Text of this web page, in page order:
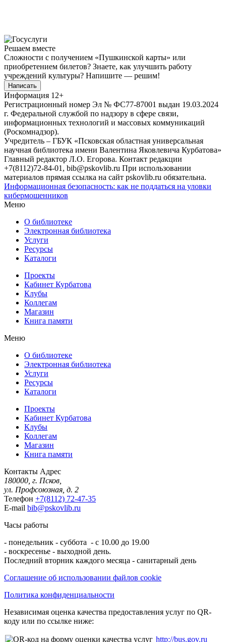
Решаем вместе
Сложности с получением «Пушкинской карты» или
приобретением билетов? Знаете, как улучшить работу
учреждений культуры? Напишите — решим!
Написать
Информация 12+
Регистрационный номер Эл № ФС77-87001 выдан 19.03.2024
г. Федеральной службой по надзору в сфере связи,
информационных технологий и массовых коммуникаций
(Роскомнадзор).
Учредитель – ГБУК «Псковская областная универсальная
научная библиотека имени Валентина Яковлевича Курбатова»
Главный редактор Л.О. Егорова. Контакт редакции
+7(8112)72-84-01, bib@pskovlib.ru При использовании
материалов прямая ссылка на сайт pskovlib.ru обязательна.
Информационная безопасность: как не поддаться на уловки
кибермошенников
Меню
О библиотеке
Электронная библиотека
Услуги
Ресурсы
Каталоги
Проекты
Кабинет Курбатова
Клубы
Коллегам
Магазин
Книга памяти
Меню
О библиотеке
Электронная библиотека
Услуги
Ресурсы
Каталоги
Проекты
Кабинет Курбатова
Клубы
Коллегам
Магазин
Книга памяти
Контакты Адрес
180000, г. Псков,
ул. Профсоюзная, д. 2
Телефон +7(8112) 72-47-35
E-mail bib@pskovlib.ru
Часы работы
- понедельник - суббота - с 10.00 до 19.00
- воскресенье - выходной день.
Последний вторник каждого месяца - санитарный день
Соглашение об использовании файлов cookie
Политика конфиденциальности
Независимая оценка качества предоставления услуг по QR-
коду или по ссылке ниже:
http://bus.gov.ru